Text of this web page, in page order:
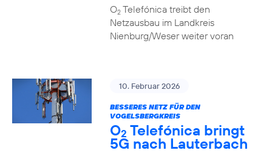
O2Telefónica treibt den
Netzausbau im Landkreis
Nienburg/Weser weiter voran
10. Februar 2026
BESSERES NETZ FÜR DEN
VOGELSBERGKREIS
O2 Telefónica bringt
5G nach Lauterbach